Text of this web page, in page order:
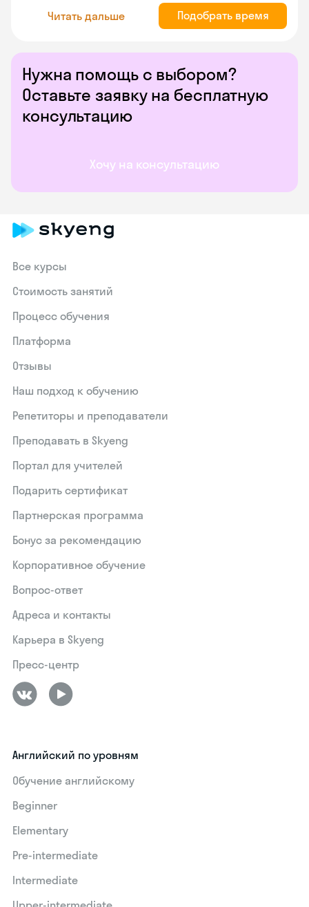
Нужна помощь с выбором?
Оставьте заявку на бесплатную
консультацию
Хочу на консультацию
Читать дальше Подобрать время
Все курсы
Стоимость занятий
Процесс обучения
Платформа
Отзывы
Наш подход к обучению
Репетиторы и преподаватели
Преподавать в Skyeng
Портал для учителей
Подарить сертификат
Партнерская программа
Бонус за рекомендацию
Корпоративное обучение
Вопрос-ответ
Адреса и контакты
Карьера в Skyeng
Пресс-центр
Английский по уровням
Обучение английскому
Beginner
Elementary
Pre-intermediate
Intermediate